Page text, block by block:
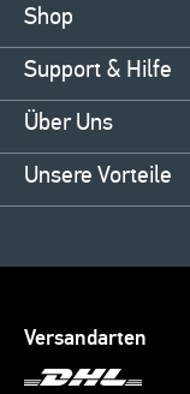
Shop
Support & Hilfe
Über Uns
Unsere Vorteile
Versandarten